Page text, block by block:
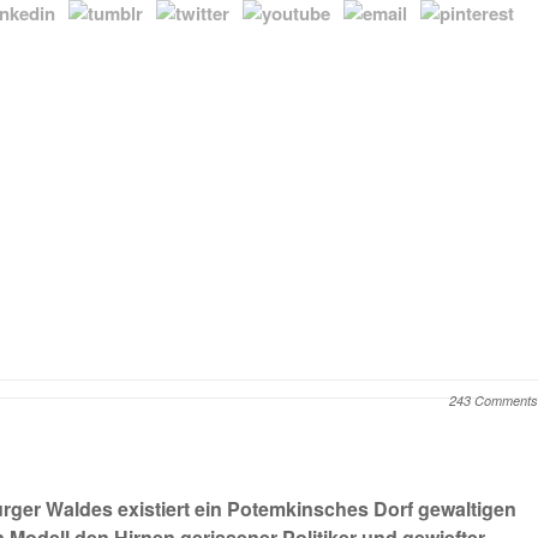
243 Comments
Waldes existiert ein Potemkinsches Dorf gewaltigen